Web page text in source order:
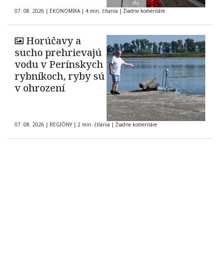
07. 08. 2026 | EKONOMIKA | 4 min. čítania | Žiadne komentáre
Horúčavy a
sucho prehrievajú
vodu v Perínskych
rybníkoch, ryby sú
v ohrození
07. 08. 2026 | REGIÓNY | 2 min. čítania | Žiadne komentáre